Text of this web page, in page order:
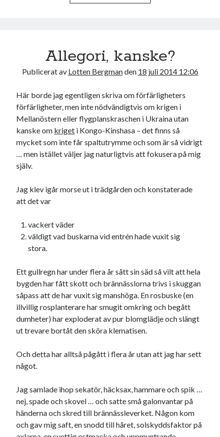
Allegori, kanske?
Publicerat av Lotten Bergmanden 18 juli 2014 12:06
Här borde jag egentligen skriva om förfärligheters
förfärligheter, men inte nödvändigtvis om krigen i
Mellanöstern eller flygplanskraschen i Ukraina utan
kanske om kriget i Kongo-Kinshasa – det finns så
mycket som inte får spaltutrymme och som är så vidrigt
… men istället väljer jag naturligtvis att fokusera på mig
själv.
Jag klev igår morse ut i trädgården och konstaterade
att det var
vackert väder
väldigt vad buskarna vid entrén hade vuxit sig
stora.
Ett gullregn har under flera år sått sin säd så vilt att hela
bygden har fått skott och brännässlorna trivs i skuggan
såpass att de har vuxit sig manshöga. En rosbuske (en
illvillig rosplanterare har smugit omkring och begått
dumheter) har exploderat av pur blomglädje och slängt
ut trevare bortåt den sköra klematisen.
Och detta har alltså pågått i flera år utan att jag har sett
något.
Jag samlade ihop sekatör, häcksax, hammare och spik …
nej, spade och skovel … och satte små galonvantar på
händerna och skred till brännässleverket. Någon kom
och gav mig saft, en snodd till håret, solskyddsfaktor på